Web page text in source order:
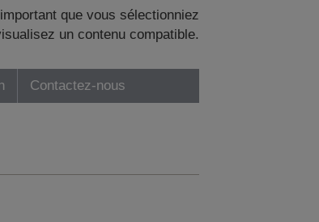
que vous sélectionniez
un contenu compatible.
Contactez-nous